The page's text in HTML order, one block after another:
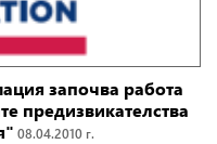
започва работа
предизвикателства
08.04.2010 г.